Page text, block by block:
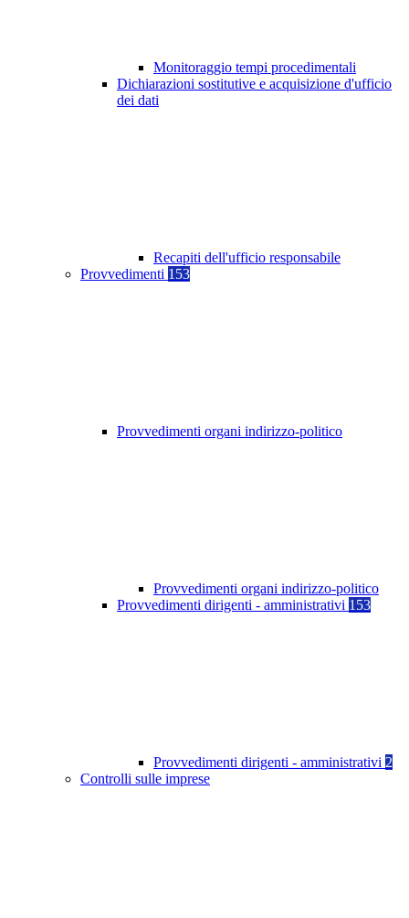
Monitoraggio tempi procedimentali
Dichiarazioni sostitutive e acquisizione d'ufficio
dei dati
Recapiti dell'ufficio responsabile
Provvedimenti 153
Provvedimenti organi indirizzo-politico
Provvedimenti organi indirizzo-politico
Provvedimenti dirigenti - amministrativi 153
Provvedimenti dirigenti - amministrativi 2
Controlli sulle imprese